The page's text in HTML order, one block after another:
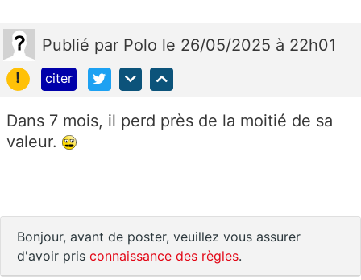
Publié par Polo le 26/05/2025 à 22h01
!
citer
Dans 7 mois, il perd près de la moitié de sa
valeur.
Bonjour, avant de poster, veuillez vous assurer
d'avoir pris connaissance des règles.